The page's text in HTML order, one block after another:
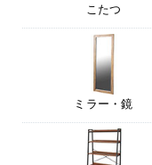
こたつ
ミラー・鏡